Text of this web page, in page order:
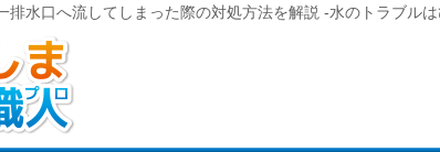
排水口へ流してしまった際の対処方法を解説 -水のトラブル